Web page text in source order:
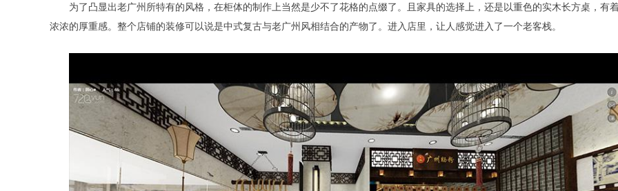
为了凸显出老广州所特有的风格，在柜体的制作上当然是少不了花格的点缀了。且家具的选择上，还是以重色的实木长方桌，有
浓浓的厚重感。整个店铺的装修可以说是中式复古与老广州风相结合的产物了。进入店里，让人感觉进入了一个老客栈。